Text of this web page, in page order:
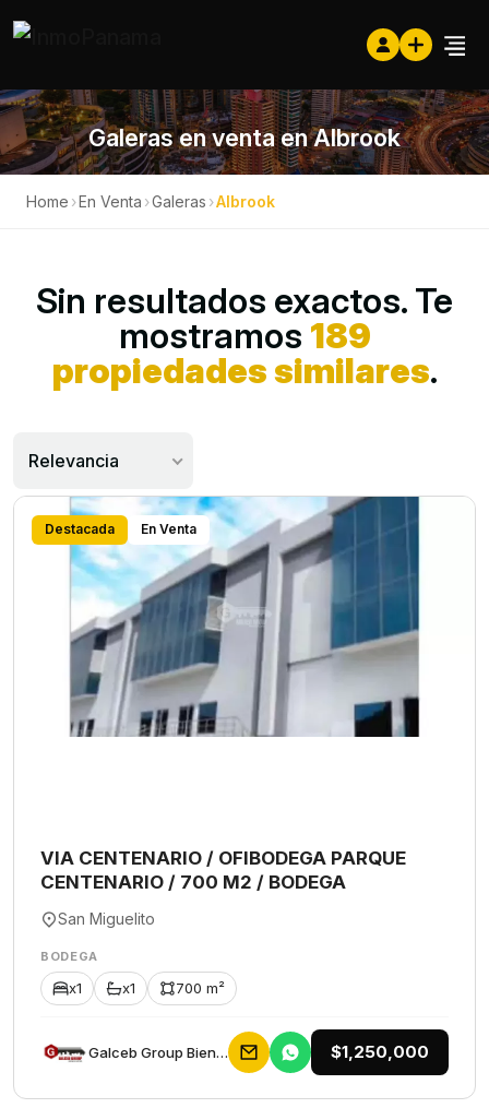
Galeras en venta en Albrook
Home ›En Venta ›Galeras ›Albrook
Sin resultados exactos. Te
mostramos 189
propiedades similares.
Relevancia
Destacada En Venta
VIA CENTENARIO / OFIBODEGA PARQUE
CENTENARIO / 700 M2 / BODEGA
San Miguelito
BODEGA
x1 x1 700 m²
Galceb Group Bienes Raices $1,250,000